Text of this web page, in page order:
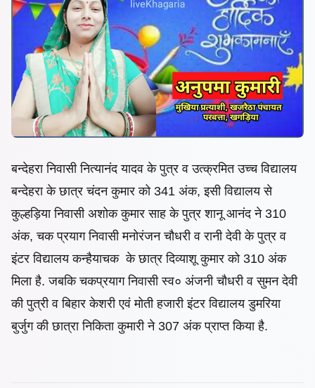
बन्देहरा निवासी नित्यानंद यादव के पुत्र व उत्क्रमित उच्च विद्यालय
बन्देहरा के छात्र चंदन कुमार को 341 अंक, इसी विद्यालय से
कुल्हड़िया निवासी अशोक कुमार साह के पुत्र शानू आनंद ने 310
अंक, चक प्रयाग निवासी मनोरंजन चौधरी व रानी देवी के पुत्र व
इंटर विद्यालय कन्हैयाचक के छात्र दिव्याशू कुमार को 310 अंक
मिला है. जबकि चकप्रयाग निवासी स्व० अंजनी चौधरी व सुमन देवी
की पुत्री व बिहार केशरी एवं मोती हजारी इंटर विद्यालय डुमरिया
बुर्जुग की छात्रा निकिता कुमारी ने 307 अंक प्राप्त किया है.